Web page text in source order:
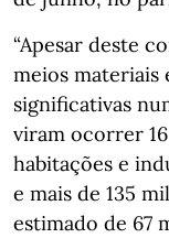
“Apesar deste
meios materiais
significativas
viram ocorrer
habitações e
e mais de 135
estimado de 67